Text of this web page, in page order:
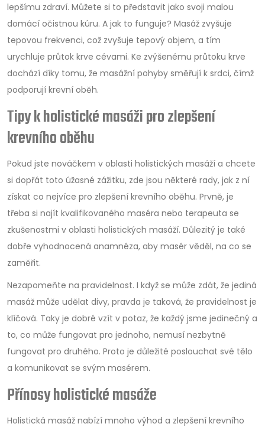
lepšímu zdraví. Můžete si to představit jako svoji malou
domácí očistnou kúru. A jak to funguje? Masáž zvyšuje
tepovou frekvenci, což zvyšuje tepový objem, a tím
urychluje průtok krve cévami. Ke zvýšenému průtoku krve
dochází díky tomu, že masážní pohyby směřují k srdci, čímž
podporují krevní oběh.
Tipy k holistické masáži pro zlepšení
krevního oběhu
Pokud jste nováčkem v oblasti holistických masáží a chcete
si dopřát toto úžasné zážitku, zde jsou některé rady, jak z ní
získat co nejvíce pro zlepšení krevního oběhu. Prvně, je
třeba si najít kvalifikovaného maséra nebo terapeuta se
zkušenostmi v oblasti holistických masáží. Důlezitý je také
dobře vyhodnocená anamnéza, aby masér věděl, na co se
zaměřit.
Nezapomeňte na pravidelnost. I když se může zdát, že jediná
masáž může udělat divy, pravda je taková, že pravidelnost je
klíčová. Taky je dobré vzít v potaz, že každý jsme jedinečný a
to, co může fungovat pro jednoho, nemusí nezbytně
fungovat pro druhého. Proto je důležité poslouchat své tělo
a komunikovat se svým masérem.
Přínosy holistické masáže
Holistická masáž nabízí mnoho výhod a zlepšení krevního